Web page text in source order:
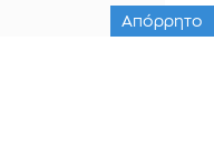
Απόρρητο